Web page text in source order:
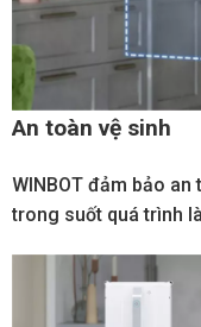
An toàn vệ sinh
WINBOT đảm bảo
trong suốt quá trình